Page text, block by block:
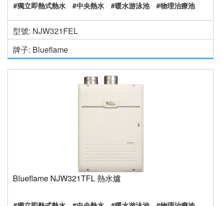
#獨立即熱式熱水 #中央熱水 #暖水游泳池 #物理治療池
型號: NJW321FEL
牌子: Blueflame
Blueflame NJW321TFL 熱水爐